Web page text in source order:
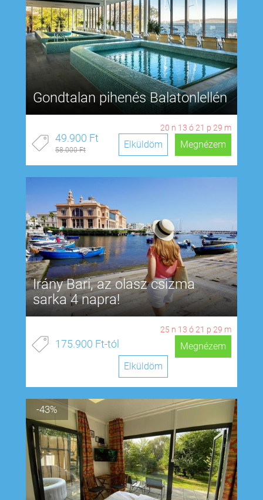
Gondtalan pihenés Balatonlellén
20 n 13 ó 21 p 28 m
49.900 Ft
58.000 Ft Megnézem
Elküldöm
Irány Bari, az olasz csizma
sarka 4 napra!
25 n 13 ó 21 p 28 m
175.900 Ft-tól
Megnézem
Elküldöm
-43%